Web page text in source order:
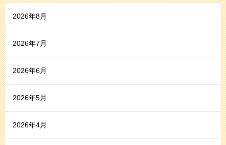
2026年8月
2026年7月
2026年6月
2026年5月
2026年4月